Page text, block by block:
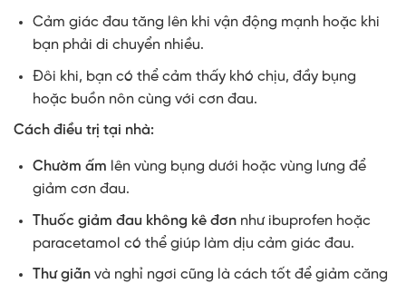
Cảm giác đau tăng lên khi vận động mạnh hoặc khi
bạn phải di chuyển nhiều.
Đôi khi, bạn có thể cảm thấy khó chịu, đầy bụng
hoặc buồn nôn cùng với cơn đau.
Cách điều trị tại nhà:
Chườm ấm lên vùng bụng dưới hoặc vùng lưng để
giảm cơn đau.
Thuốc giảm đau không kê đơnnhư ibuprofen hoặc
paracetamol có thể giúp làm dịu cảm giác đau.
Thư giãnvà nghỉ ngơi cũng là cách tốt để giảm căng